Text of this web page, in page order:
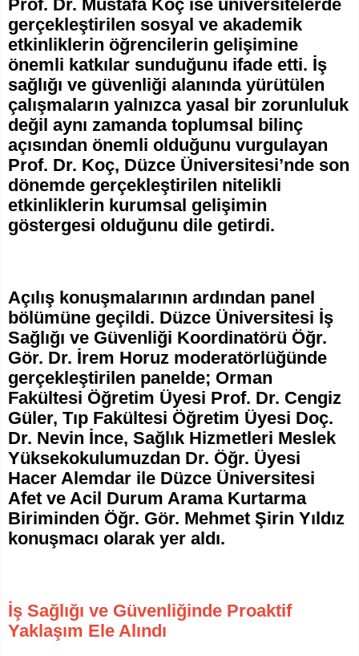
Prof. Dr. Mustafa Koç ise üniversitelerde
gerçekleştirilen sosyal ve akademik
etkinliklerin öğrencilerin gelişimine
önemli katkılar sunduğunu ifade etti. İş
sağlığı ve güvenliği alanında yürütülen
çalışmaların yalnızca yasal bir zorunluluk
değil aynı zamanda toplumsal bilinç
açısından önemli olduğunu vurgulayan
Prof. Dr. Koç, Düzce Üniversitesi’nde son
dönemde gerçekleştirilen nitelikli
etkinliklerin kurumsal gelişimin
göstergesi olduğunu dile getirdi.
Açılış konuşmalarının ardından panel
bölümüne geçildi. Düzce Üniversitesi İş
Sağlığı ve Güvenliği Koordinatörü Öğr.
Gör. Dr. İrem Horuz moderatörlüğünde
gerçekleştirilen panelde; Orman
Fakültesi Öğretim Üyesi Prof. Dr. Cengiz
Güler, Tıp Fakültesi Öğretim Üyesi Doç.
Dr. Nevin İnce, Sağlık Hizmetleri Meslek
Yüksekokulumuzdan Dr. Öğr. Üyesi
Hacer Alemdar ile Düzce Üniversitesi
Afet ve Acil Durum Arama Kurtarma
Biriminden Öğr. Gör. Mehmet Şirin Yıldız
konuşmacı olarak yer aldı.
İş Sağlığı ve Güvenliğinde Proaktif
Yaklaşım Ele Alındı